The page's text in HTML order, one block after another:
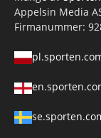
Appelsin Media
Firmanummer: